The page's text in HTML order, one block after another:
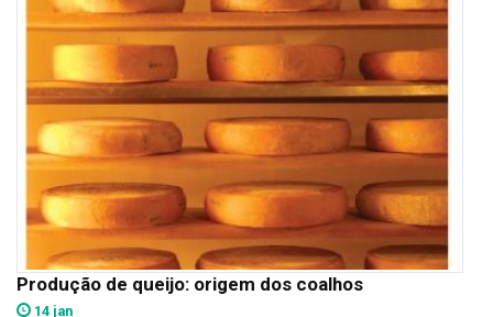
Produção de queijo: origem dos coalhos
14 jan